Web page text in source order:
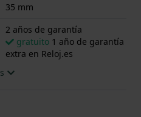
35 mm
2 años de garantía
gratuito 1 año de garantía
extra en Reloj.es